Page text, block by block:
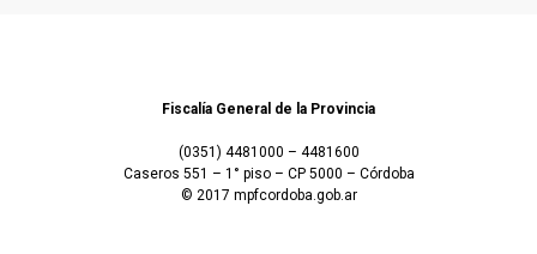
Fiscalía General de la Provincia
(0351) 4481000 – 4481600
Caseros 551 – 1° piso – CP 5000 – Córdoba
© 2017 mpfcordoba.gob.ar